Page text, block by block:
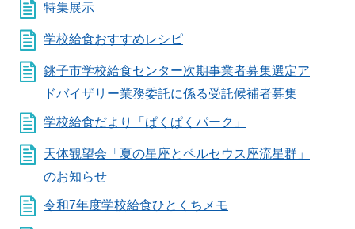
特集展示
学校給食おすすめレシピ
銚子市学校給食センター次期事業者募集選定ア
ドバイザリー業務委託に係る受託候補者募集
学校給食だより「ぱくぱくパーク」
天体観望会「夏の星座とペルセウス座流星群」
のお知らせ
令和7年度学校給食ひとくちメモ